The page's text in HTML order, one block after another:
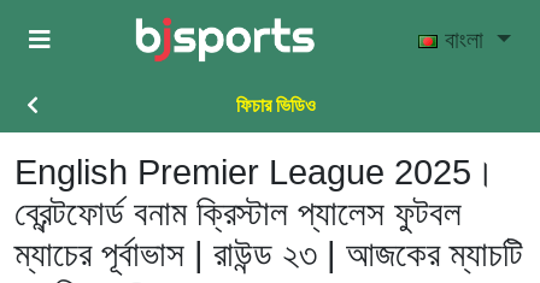
Skip to main content
বাংলা
ফিচার ভিডিও
English Premier League 2025।
ব্রেন্টফোর্ড বনাম ক্রিস্টাল প্যালেস ফুটবল
ম্যাচের পূর্বাভাস | রাউন্ড ২৩ | আজকের ম্যাচটি